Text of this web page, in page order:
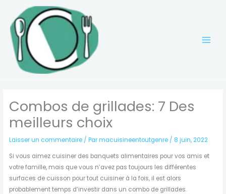
contenu
Combos de grillades: 7 Des
meilleurs choix
Laisser un commentaire / Parmacuisineentoutgenre / 8 juin, 2022
Si vous aimez cuisiner des banquets alimentaires pour vos amis et
votre famille, mais que vous n’avez pas toujours les différentes
surfaces de cuisson pour tout cuisiner à la fois, il est alors
probablement temps d’investir dans un combo de grillades.